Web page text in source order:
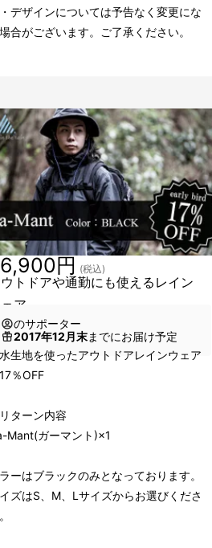
デザインについては予告なく変更にな
合がございます。ご了承ください。
トドアや通勤にも使えるレイン
ア
円 (税込)
のサポーター
2017年12月末までにお届け予定
生地を使ったアウトドアレインウェア
％OFF
リターン内容
Mant(ガーマント)×1
ーはブラックのみとなっております。
ズはS、M、Lサイズからお選びくださ